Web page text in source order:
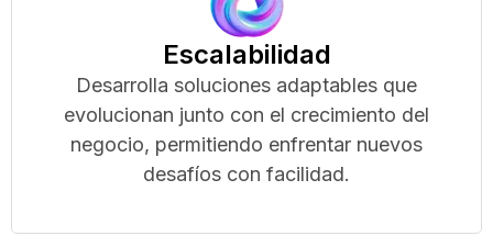
Escalabilidad
Desarrolla soluciones adaptables que
evolucionan junto con el crecimiento del
negocio, permitiendo enfrentar nuevos
desafíos con facilidad.